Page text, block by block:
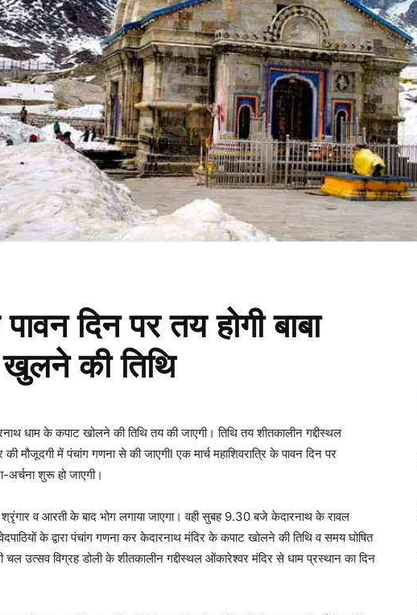
दिन पर तय होगी बाबा
की तिथि
धाम के कपाट खोलने की तिथि तय की जाएगी। तिथि तय शीतकालीन गद्दीस्थल
मौजूदगी में पंचांग गणना से की जाएगीI एक मार्च महाशिवरात्रि के पावन दिन पर
शुरू हो जाएगी।
व आरती के बाद भोग लगाया जाएगा। वही सुबह 9.30 बजे केदारनाथ के रावल
के द्वारा पंचांग गणना कर केदारनाथ मंदिर के कपाट खोलने की तिथि व समय घोषित
चल उत्सव विग्रह डोली के शीतकालीन गद्दीस्थल ओंकारेश्वर मंदिर से धाम प्रस्थान का दिन